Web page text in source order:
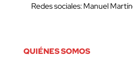
Redes sociales: Manuel
QUIÉNES SOMOS